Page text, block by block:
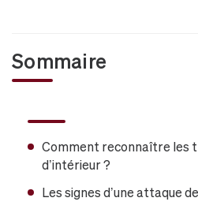
Sommaire
Comment reconnaître les
d’intérieur ?
Les signes d’une attaque